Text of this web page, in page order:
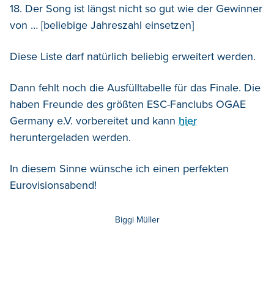
18. Der Song ist längst nicht so gut wie der Gewinner
von … [beliebige Jahreszahl einsetzen]
Diese Liste darf natürlich beliebig erweitert werden.
Dann fehlt noch die Ausfülltabelle für das Finale. Die
haben Freunde des größten ESC-Fanclubs OGAE
Germany e.V. vorbereitet und kann hier
heruntergeladen werden.
In diesem Sinne wünsche ich einen perfekten
Eurovisionsabend!
Biggi Müller